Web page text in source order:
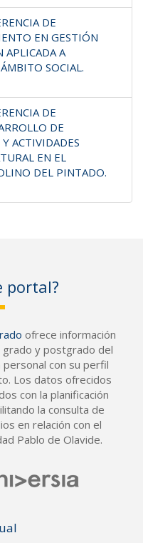
DE
EN GESTIÓN
APLICADA A
SOCIAL.
DE
DE
ACTIVIDADES
EN EL
DEL PINTADO.
portal?
ofrece información
y postgrado del
con su perfil
Los datos ofrecidos
con la planificación
la consulta de
en relación con el
Pablo de Olavide.